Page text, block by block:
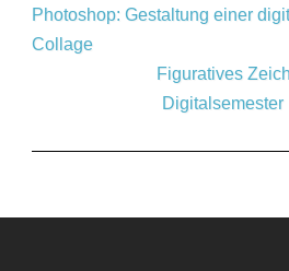
Photoshop: Gestaltung einer
Collage
Figuratives
Digitalsemester